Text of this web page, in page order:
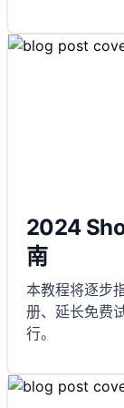
2024
南
本教程将逐步
册、延长免费
行。